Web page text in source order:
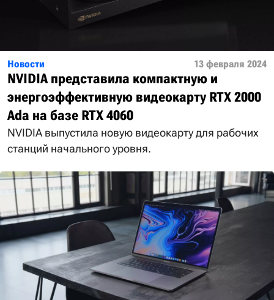
Новости 13 февраля 2024
NVIDIA представила компактную и
энергоэффективную видеокарту RTX 2000
Ada на базе RTX 4060
NVIDIA выпустила новую видеокарту для рабочих
станций начального уровня.